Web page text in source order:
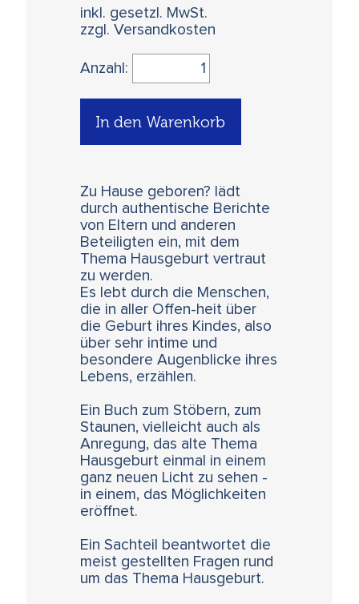
inkl. gesetzl. MwSt.
zzgl. Versandkosten
Anzahl:
In den Warenkorb
Zu Hause geboren? lädt
durch authentische Berichte
von Eltern und anderen
Beteiligten ein, mit dem
Thema Hausgeburt vertraut
zu werden.
Es lebt durch die Menschen,
die in aller Offen-heit über
die Geburt ihres Kindes, also
über sehr intime und
besondere Augenblicke ihres
Lebens, erzählen.
Ein Buch zum Stöbern, zum
Staunen, vielleicht auch als
Anregung, das alte Thema
Hausgeburt einmal in einem
ganz neuen Licht zu sehen -
in einem, das Möglichkeiten
eröffnet.
Ein Sachteil beantwortet die
meist gestellten Fragen rund
um das Thema Hausgeburt.